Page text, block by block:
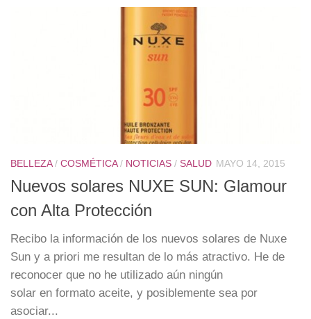
BELLEZA/ COSMÉTICA/ NOTICIAS / SALUD MAYO 14, 2015
Nuevos solares NUXE SUN: Glamour
con Alta Protección
Recibo la información de los nuevos solares de Nuxe
Sun y a priori me resultan de lo más atractivo. He de
reconocer que no he utilizado aún ningún
solar en formato aceite, y posiblemente sea por
asociar...